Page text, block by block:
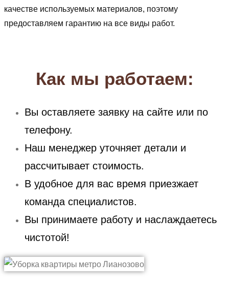
качестве используемых материалов, поэтому
предоставляем гарантию на все виды работ.
Как мы работаем:
Вы оставляете заявку на сайте или по
телефону.
Наш менеджер уточняет детали и
рассчитывает стоимость.
В удобное для вас время приезжает
команда специалистов.
Вы принимаете работу и наслаждаетесь
чистотой!